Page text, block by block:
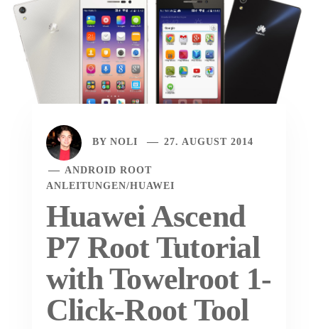
BY NOLI 27. AUGUST 2014
ANDROID ROOT
ANLEITUNGEN/HUAWEI
Huawei Ascend
P7 Root Tutorial
with Towelroot 1-
Click-Root Tool